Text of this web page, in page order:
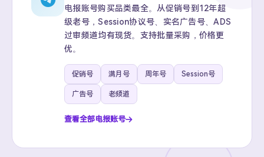
电报账号购买品类最全。从促销号到12年超
级老号，Session协议号、实名广告号、ADS
过审频道均有现货。支持批量采购，价格更
优。
促销号 满月号 周年号 Session号
广告号 老频道
查看全部电报账号